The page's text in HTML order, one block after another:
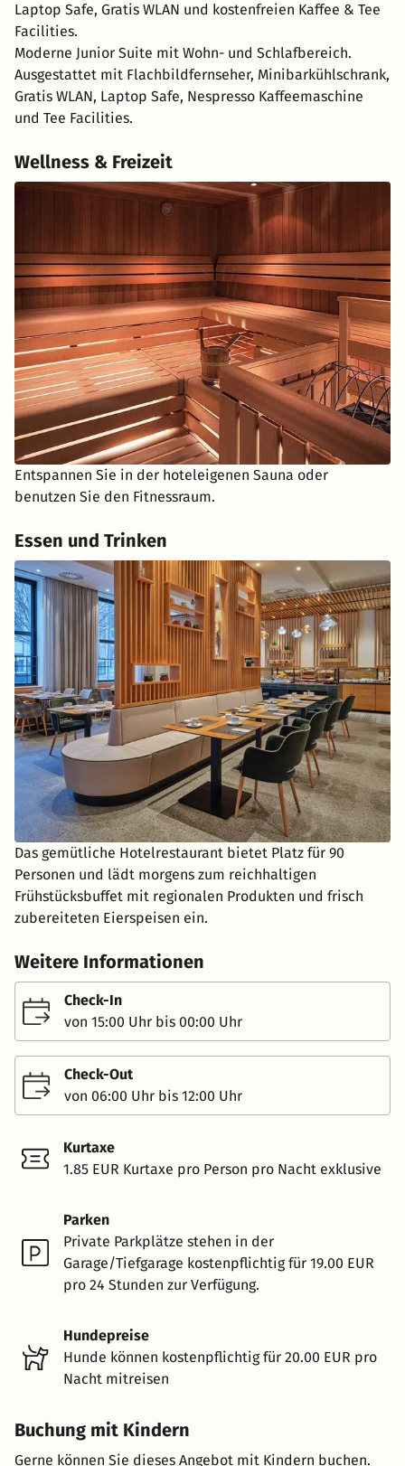
Laptop Safe, Gratis WLAN und kostenfreien Kaffee & Tee
Facilities.
Moderne Junior Suite mit Wohn- und Schlafbereich.
Ausgestattet mit Flachbildfernseher, Minibarkühlschrank,
Gratis WLAN, Laptop Safe, Nespresso Kaffeemaschine
und Tee Facilities.
Wellness & Freizeit
Entspannen Sie in der hoteleigenen Sauna oder
benutzen Sie den Fitnessraum.
Essen und Trinken
Das gemütliche Hotelrestaurant bietet Platz für 90
Personen und lädt morgens zum reichhaltigen
Frühstücksbuffet mit regionalen Produkten und frisch
zubereiteten Eierspeisen ein.
Weitere Informationen
Check-In
von 15:00 Uhr bis 00:00 Uhr
Check-Out
von 06:00 Uhr bis 12:00 Uhr
Kurtaxe
1.85 EUR Kurtaxe pro Person pro Nacht exklusive
Parken
Private Parkplätze stehen in der
Garage/Tiefgarage kostenpflichtig für 19.00 EUR
pro 24 Stunden zur Verfügung.
Hundepreise
Hunde können kostenpflichtig für 20.00 EUR pro
Nacht mitreisen
Buchung mit Kindern
Gerne können Sie dieses Angebot mit Kindern buchen.